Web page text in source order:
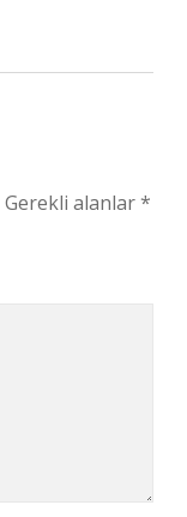
Gerekli alanlar*